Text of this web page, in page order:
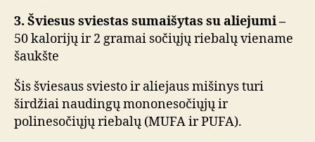
3. Šviesus sviestas sumaišytas su aliejumi –
50 kalorijų ir 2 gramai sočiųjų riebalų viename
šaukšte
Šis šviesaus sviesto ir aliejaus mišinys turi
širdžiai naudingų mononesočiųjų ir
polinesočiųjų riebalų (MUFA ir PUFA).